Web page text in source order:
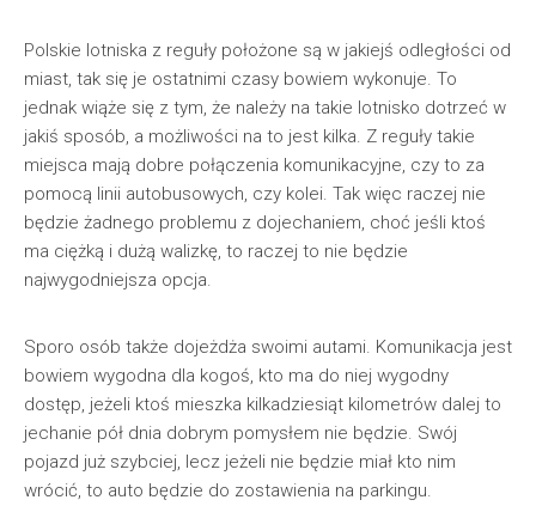
Polskie lotniska z reguły położone są w jakiejś odległości od
miast, tak się je ostatnimi czasy bowiem wykonuje. To
jednak wiąże się z tym, że należy na takie lotnisko dotrzeć w
jakiś sposób, a możliwości na to jest kilka. Z reguły takie
miejsca mają dobre połączenia komunikacyjne, czy to za
pomocą linii autobusowych, czy kolei. Tak więc raczej nie
będzie żadnego problemu z dojechaniem, choć jeśli ktoś
ma ciężką i dużą walizkę, to raczej to nie będzie
najwygodniejsza opcja.
Sporo osób także dojeżdża swoimi autami. Komunikacja jest
bowiem wygodna dla kogoś, kto ma do niej wygodny
dostęp, jeżeli ktoś mieszka kilkadziesiąt kilometrów dalej to
jechanie pół dnia dobrym pomysłem nie będzie. Swój
pojazd już szybciej, lecz jeżeli nie będzie miał kto nim
wrócić, to auto będzie do zostawienia na parkingu.